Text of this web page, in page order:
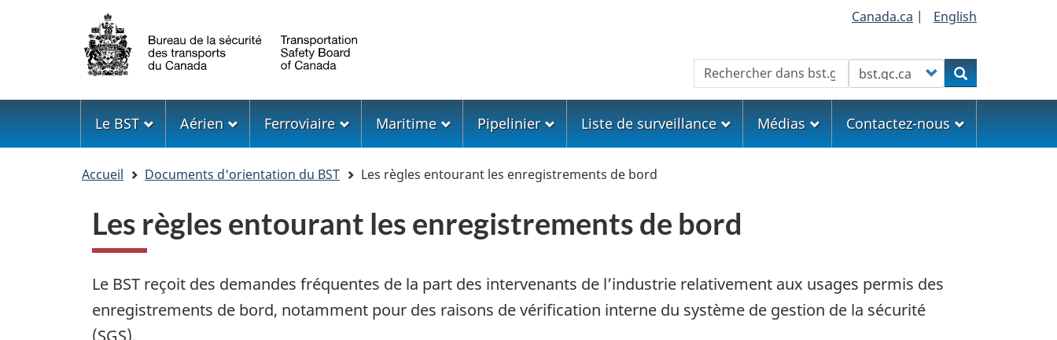
Sélection
de
la
langue
Canada.ca | English
Rechercher Customize your searchRechercher
Menu
Le BST Aérien Ferroviaire Maritime Pipelinier Liste de surveillance Médias Contactez-nous
Accueil Documents d'orientation du BST Les règles entourant les enregistrements de bord
Les règles entourant les enregistrements de bord
Le BST reçoit des demandes fréquentes de la part des intervenants de l’industrie relativement aux usages permis des
enregistrements de bord, notamment pour des raisons de vérification interne du système de gestion de la sécurité